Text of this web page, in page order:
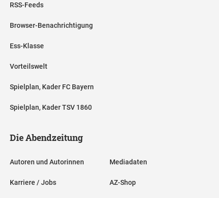
RSS-Feeds
Browser-Benachrichtigung
Ess-Klasse
Vorteilswelt
Spielplan, Kader FC Bayern
Spielplan, Kader TSV 1860
Die Abendzeitung
Autoren und Autorinnen
Karriere / Jobs
Mediadaten
AZ-Shop